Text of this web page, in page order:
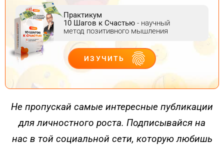
Практикум
10 Шагов к Счастью - научный
метод позитивного мышления
ИЗУЧИТЬ
ДЕЙСТВУЙ
Не пропускай самые интересные публикации
для личностного роста. Подписывайся на
нас в той социальной сети, которую любишь